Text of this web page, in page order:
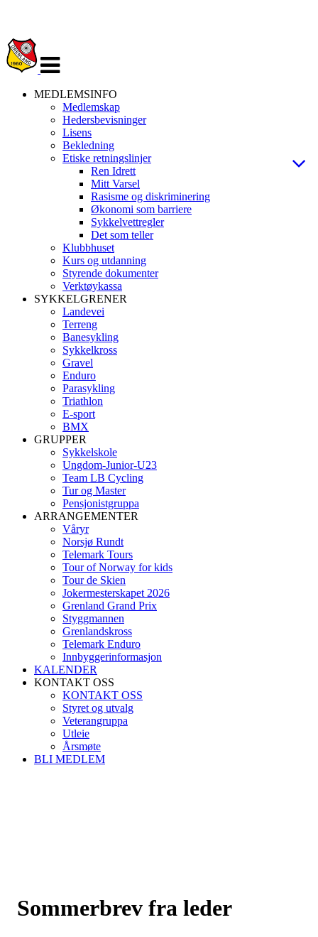
navigasjon
MEDLEMSINFO
Medlemskap
Hedersbevisninger
Lisens
Bekledning
Etiske retningslinjer
Ren Idrett
Mitt Varsel
Rasisme og diskriminering
Økonomi som barriere
Sykkelvettregler
Det som teller
Klubbhuset
Kurs og utdanning
Styrende dokumenter
Verktøykassa
SYKKELGRENER
Landevei
Terreng
Banesykling
Sykkelkross
Gravel
Enduro
Parasykling
Triathlon
E-sport
BMX
GRUPPER
Sykkelskole
Ungdom-Junior-U23
Team LB Cycling
Tur og Master
Pensjonistgruppa
ARRANGEMENTER
Våryr
Norsjø Rundt
Telemark Tours
Tour of Norway for kids
Tour de Skien
Jokermesterskapet 2026
Grenland Grand Prix
Styggmannen
Grenlandskross
Telemark Enduro
Innbyggerinformasjon
KALENDER
KONTAKT OSS
KONTAKT OSS
Styret og utvalg
Veterangruppa
Utleie
Årsmøte
BLI MEDLEM
Sommerbrev fra leder